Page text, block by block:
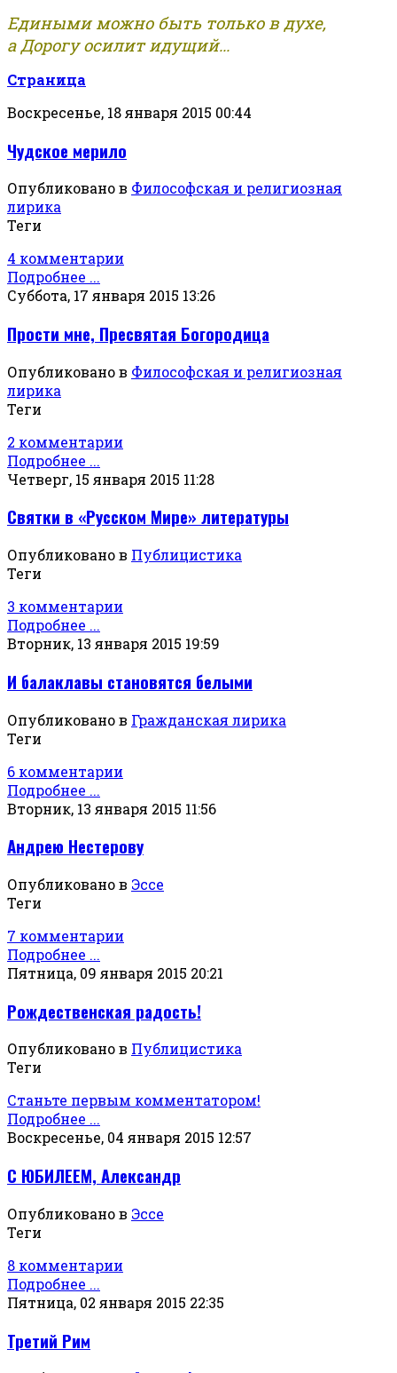
Едиными можно быть только в духе,
а Дорогу осилит идущий...
Страница
Воскресенье, 18 января 2015 00:44
Чудское мерило
Опубликовано в Философская и религиозная
лирика
Теги
4 комментарии
Подробнее ...
Суббота, 17 января 2015 13:26
Прости мне, Пресвятая Богородица
Опубликовано в Философская и религиозная
лирика
Теги
2 комментарии
Подробнее ...
Четверг, 15 января 2015 11:28
Святки в «Русском Мире» литературы
Опубликовано в Публицистика
Теги
3 комментарии
Подробнее ...
Вторник, 13 января 2015 19:59
И балаклавы становятся белыми
Опубликовано в Гражданская лирика
Теги
6 комментарии
Подробнее ...
Вторник, 13 января 2015 11:56
Андрею Нестерову
Опубликовано в Эссе
Теги
7 комментарии
Подробнее ...
Пятница, 09 января 2015 20:21
Рождественская радость!
Опубликовано в Публицистика
Теги
Станьте первым комментатором!
Подробнее ...
Воскресенье, 04 января 2015 12:57
С ЮБИЛЕЕМ, Александр
Опубликовано в Эссе
Теги
8 комментарии
Подробнее ...
Пятница, 02 января 2015 22:35
Третий Рим